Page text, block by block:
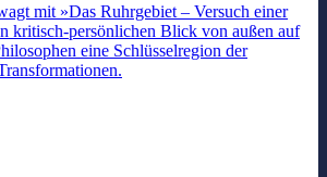
mit »Das Ruhrgebiet – Versuch einer
kritisch-persönlichen Blick von außen auf
eine Schlüsselregion der